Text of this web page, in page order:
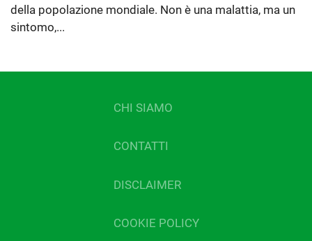
della popolazione mondiale. Non è una malattia, ma un
sintomo,...
CHI SIAMO
CONTATTI
DISCLAIMER
COOKIE POLICY